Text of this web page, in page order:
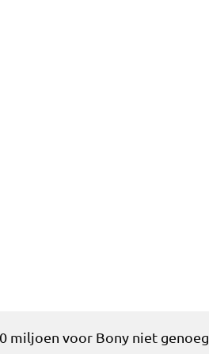
miljoen voor Bony niet genoeg